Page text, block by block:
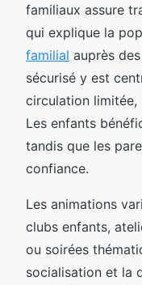
familiaux assure
qui explique la
familial auprès
sécurisé y est
circulation limitée,
Les enfants
tandis que les
confiance.
Les animations
clubs enfants,
ou soirées
socialisation et la